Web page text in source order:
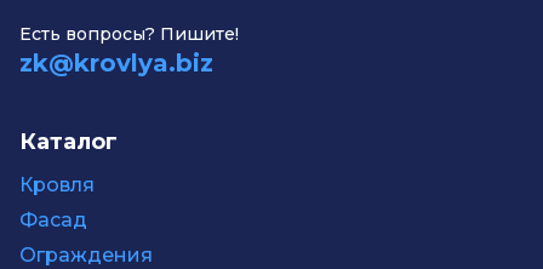
Есть вопросы? Пишите!
zk@krovlya.biz
Каталог
Кровля
Фасад
Ограждения